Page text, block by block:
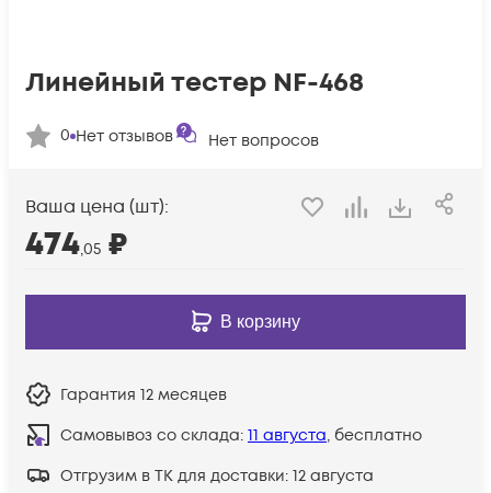
Линейный тестер NF-468
0 Нет отзывов Нет вопросов
Ваша цена (шт):
474,05 ₽
В корзину
Гарантия 12 месяцев
Самовывоз со склада: 11 августа, бесплатно
Отгрузим в ТК для доставки: 12 августа